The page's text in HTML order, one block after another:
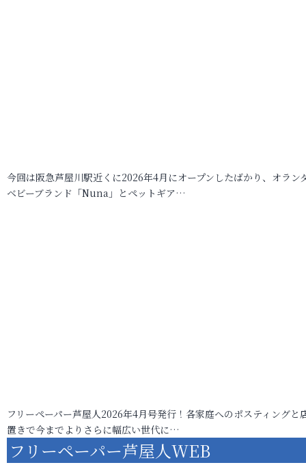
今回は阪急芦屋川駅近くに2026年4月にオープンしたばかり、オラン
ベビーブランド「Nuna」とペットギア…
フリーペーパー芦屋人2026年4月号発行！各家庭へのポスティングと
置きで今までよりさらに幅広い世代に…
フリーペーパー芦屋人WEB